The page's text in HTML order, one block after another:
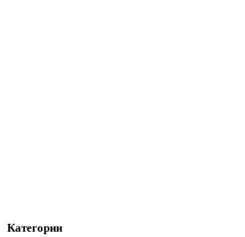
Категории